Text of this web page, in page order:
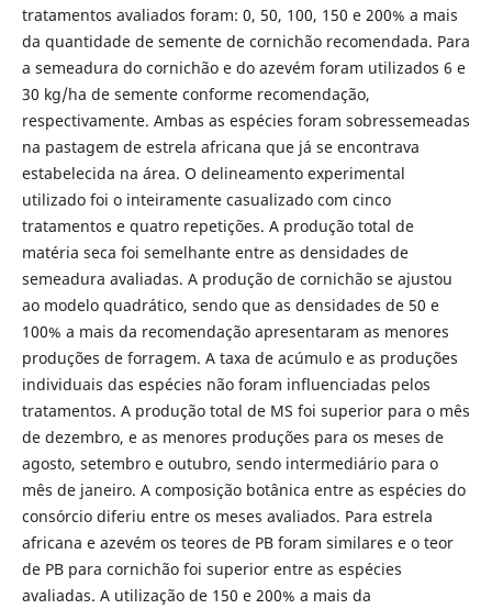
tratamentos avaliados foram: 0, 50, 100, 150 e 200% a mais
da quantidade de semente de cornichão recomendada. Para
a semeadura do cornichão e do azevém foram utilizados 6 e
30 kg/ha de semente conforme recomendação,
respectivamente. Ambas as espécies foram sobressemeadas
na pastagem de estrela africana que já se encontrava
estabelecida na área. O delineamento experimental
utilizado foi o inteiramente casualizado com cinco
tratamentos e quatro repetições. A produção total de
matéria seca foi semelhante entre as densidades de
semeadura avaliadas. A produção de cornichão se ajustou
ao modelo quadrático, sendo que as densidades de 50 e
100% a mais da recomendação apresentaram as menores
produções de forragem. A taxa de acúmulo e as produções
individuais das espécies não foram influenciadas pelos
tratamentos. A produção total de MS foi superior para o mês
de dezembro, e as menores produções para os meses de
agosto, setembro e outubro, sendo intermediário para o
mês de janeiro. A composição botânica entre as espécies do
consórcio diferiu entre os meses avaliados. Para estrela
africana e azevém os teores de PB foram similares e o teor
de PB para cornichão foi superior entre as espécies
avaliadas. A utilização de 150 e 200% a mais da